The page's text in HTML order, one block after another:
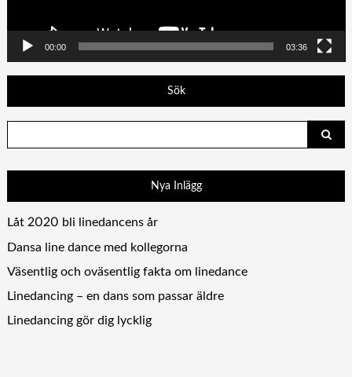
00:00 03:36
Sök
Nya Inlägg
Låt 2020 bli linedancens år
Dansa line dance med kollegorna
Väsentlig och oväsentlig fakta om linedance
Linedancing – en dans som passar äldre
Linedancing gör dig lycklig